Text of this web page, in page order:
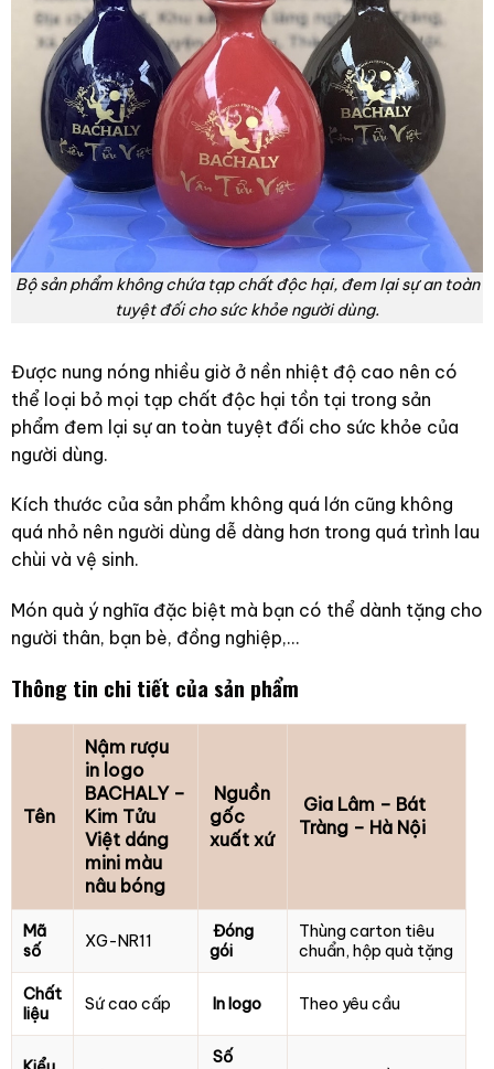
Bộ sản phẩm không chứa tạp chất độc hại, đem lại sự an toàn
tuyệt đối cho sức khỏe người dùng.
Được nung nóng nhiều giờ ở nền nhiệt độ cao nên có
thể loại bỏ mọi tạp chất độc hại tồn tại trong sản
phẩm đem lại sự an toàn tuyệt đối cho sức khỏe của
người dùng.
Kích thước của sản phẩm không quá lớn cũng không
quá nhỏ nên người dùng dễ dàng hơn trong quá trình lau
chùi và vệ sinh.
Món quà ý nghĩa đặc biệt mà bạn có thể dành tặng cho
người thân, bạn bè, đồng nghiệp,…
Thông tin chi tiết của sản phẩm
Tên
Nậm rượu
in logo
BACHALY –
Kim Tửu
Việt dáng
mini màu
nâu bóng
Nguồn
gốc
xuất xứ
Gia Lâm – Bát
Tràng – Hà Nội
Mã
số
XG-NR11
Đóng
gói
Thùng carton tiêu
chuẩn, hộp quà tặng
Chất
liệu
Sứ cao cấp In logo Theo yêu cầu
Số